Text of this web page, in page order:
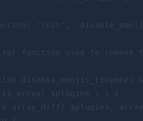
'init',
function used to remove
disable_emojis_tinymce(
$plugins ) ) {
array_diff( $plugins,